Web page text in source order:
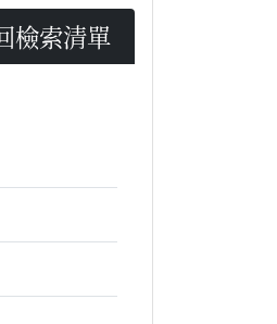
檢索清單